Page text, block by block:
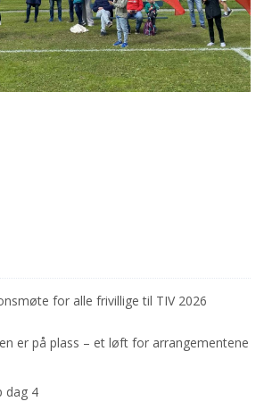
for alle frivillige til TIV 2026
er på plass – et løft for arrangementene
dag 4